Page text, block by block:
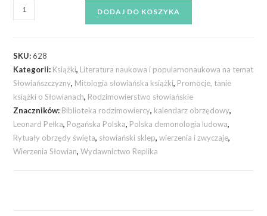
DODAJ DO KOSZYKA
SKU:628
Kategorii: Książki, Literatura naukowa i popularnonaukowa na temat
Słowiańszczyzny, Mitologia słowiańska książki, Promocje, tanie
książki o Słowianach, Rodzimowierstwo słowiańskie
Znaczników: Biblioteka rodzimowiercy, kalendarz obrzędowy,
Leonard Pełka, Pogańska Polska, Polska demonologia ludowa,
Rytuały obrzędy święta, słowiański sklep,wierzenia i zwyczaje,
Wierzenia Słowian,Wydawnictwo Replika